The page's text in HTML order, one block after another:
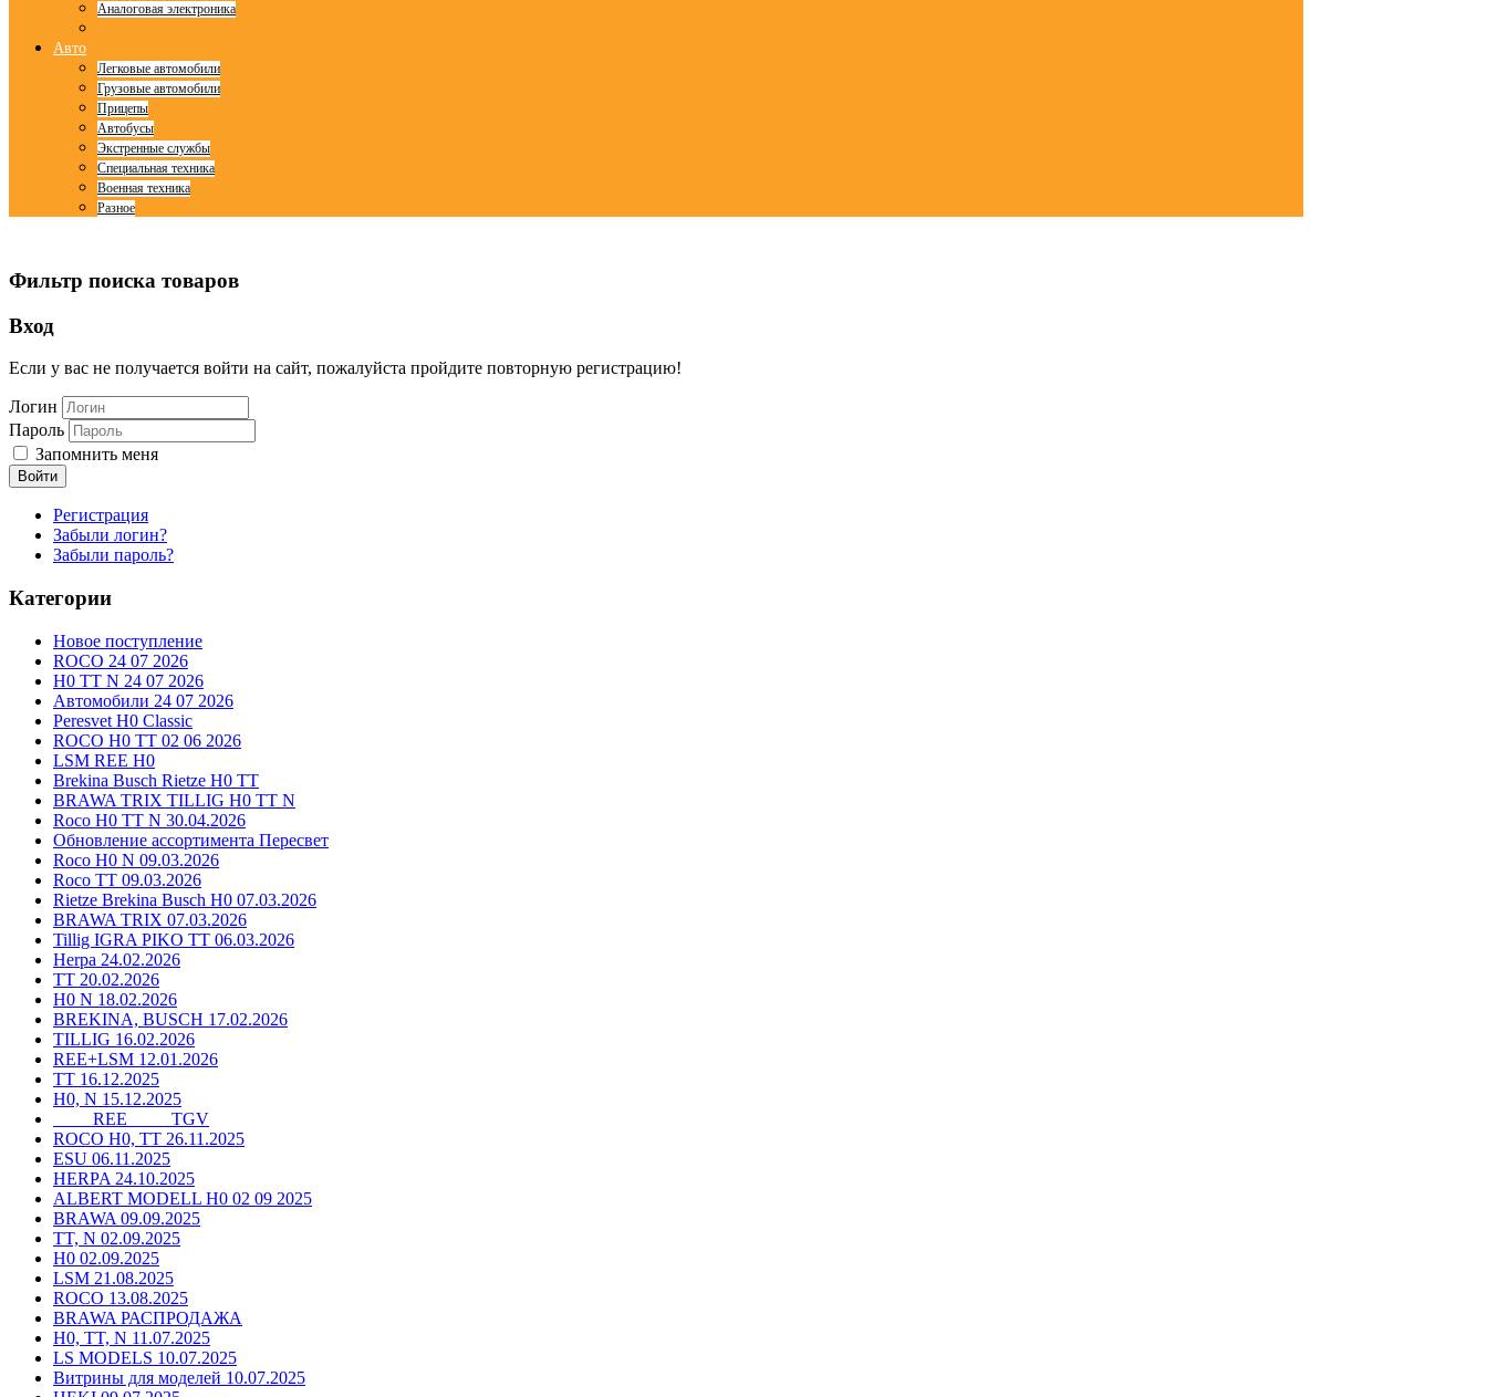
Аналоговая электроника
Авто
Легковые автомобили
Грузовые автомобили
Прицепы
Автобусы
Экстренные службы
Специальная техника
Военная техника
Разное
Фильтр поиска товаров
Вход
Если у вас не получается войти на сайт, пожалуйста пройдите повторную регистрацию!
Логин
Пароль
Запомнить меня
Войти
Регистрация
Забыли логин?
Забыли пароль?
Категории
Новое поступление
ROCO 24 07 2026
H0 TT N 24 07 2026
Автомобили 24 07 2026
Peresvet H0 Classic
ROCO H0 TT 02 06 2026
LSM REE H0
Brekina Busch Rietze H0 TT
BRAWA TRIX TILLIG H0 TT N
Roco H0 TT N 30.04.2026
Обновление ассортимента Пересвет
Roco H0 N 09.03.2026
Roco TT 09.03.2026
Rietze Brekina Busch H0 07.03.2026
BRAWA TRIX 07.03.2026
Tillig IGRA PIKO TT 06.03.2026
Herpa 24.02.2026
TT 20.02.2026
H0 N 18.02.2026
BREKINA, BUSCH 17.02.2026
TILLIG 16.02.2026
REE+LSM 12.01.2026
TT 16.12.2025
H0, N 15.12.2025
____ REE ____ TGV
ROCO H0, TT 26.11.2025
ESU 06.11.2025
HERPA 24.10.2025
ALBERT MODELL H0 02 09 2025
BRAWA 09.09.2025
TT, N 02.09.2025
H0 02.09.2025
LSM 21.08.2025
ROCO 13.08.2025
BRAWA РАСПРОДАЖА
H0, TT, N 11.07.2025
LS MODELS 10.07.2025
Витрины для моделей 10.07.2025